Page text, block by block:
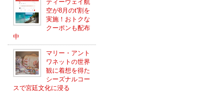
ティーウェイ航
空が8月のt'割を
実施！おトクな
クーポンも配布
中
マリー・アント
ワネットの世界
観に着想を得た
シーズナルコー
スで宮廷文化に浸る